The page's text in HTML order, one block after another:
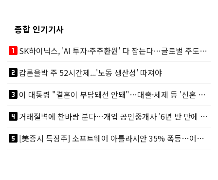
종합 인기기사
looks_one
SK하이닉스, 'AI 투자·주주환원' 다 잡는다…글로벌 주도권 굳히기
looks_two갑론을박 주 52시간제...'노동 생산성' 따져야
looks_3
이 대통령 "결혼이 부담돼선 안돼"…대출·세제 등 '신혼 걸림돌' 제거
looks_4
거래절벽에 찬바람 분다…개업 공인중개사 '6년 반 만에 최저'
looks_5
[美증시 특징주] 소프트웨어 아틀라시안 35% 폭등…어닝서프, 투자의견 줄줄이 상향